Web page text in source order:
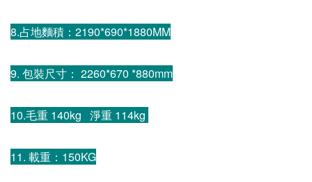
8.占地麵積：2190*690*1880MM
9. 包裝尺寸： 2260*670 *880mm
10.毛重 140kg 淨重 114kg
11. 載重：150KG